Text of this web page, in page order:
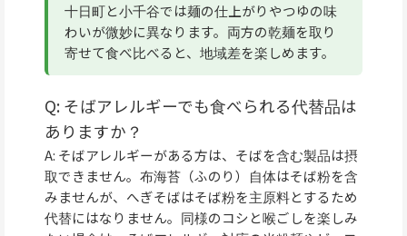
十日町と小千谷では麺の仕上がりやつゆの味
わいが微妙に異なります。両方の乾麺を取り
寄せて食べ比べると、地域差を楽しめます。
Q: そばアレルギーでも食べられる代替品は
ありますか？
A: そばアレルギーがある方は、そばを含む製品は摂
取できません。布海苔（ふのり）自体はそば粉を含
みませんが、へぎそばはそば粉を主原料とするため
代替にはなりません。同様のコシと喉ごしを楽しみ